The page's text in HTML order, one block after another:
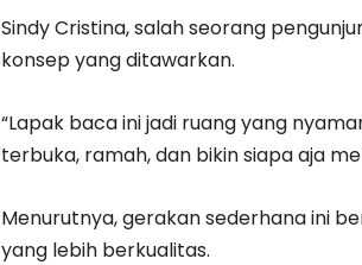
Sindy Cristina, salah seorang
konsep yang ditawarkan.
“Lapak baca ini jadi ruang yang
terbuka, ramah, dan bikin siapa aja
Menurutnya, gerakan sederhana ini
yang lebih berkualitas.